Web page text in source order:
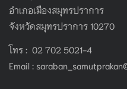
อำเภอเมืองสมุทรปราการ
จังหวัดสมุทรปราการ 10270
โทร : 02 702 5021-4
Email :